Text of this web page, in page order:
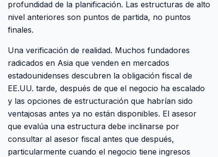
profundidad de la planificación. Las estructuras de alto
nivel anteriores son puntos de partida, no puntos
finales.
Una verificación de realidad. Muchos fundadores
radicados en Asia que venden en mercados
estadounidenses descubren la obligación fiscal de
EE.UU. tarde, después de que el negocio ha escalado
y las opciones de estructuración que habrían sido
ventajosas antes ya no están disponibles. El asesor
que evalúa una estructura debe inclinarse por
consultar al asesor fiscal antes que después,
particularmente cuando el negocio tiene ingresos